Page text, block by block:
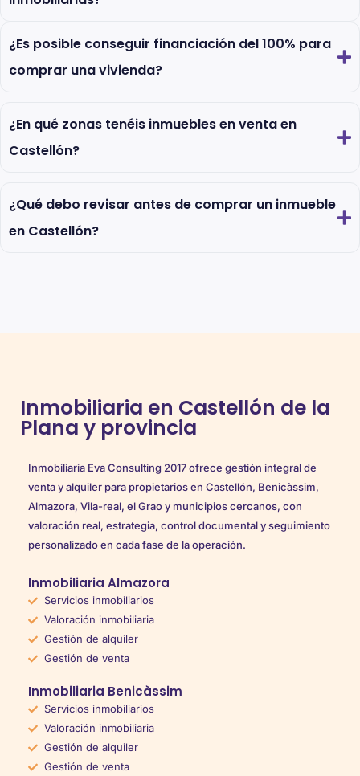
¿Es posible conseguir financiación del 100% para
comprar una vivienda?
¿En qué zonas tenéis inmuebles en venta en
Castellón?
¿Qué debo revisar antes de comprar un inmueble
en Castellón?
Inmobiliaria en Castellón de la
Plana y provincia
Inmobiliaria Eva Consulting 2017 ofrece gestión integral de
venta y alquiler para propietarios en Castellón, Benicàssim,
Almazora, Vila-real, el Grao y municipios cercanos, con
valoración real, estrategia, control documental y seguimiento
personalizado en cada fase de la operación.
Inmobiliaria Almazora
Servicios inmobiliarios
Valoración inmobiliaria
Gestión de alquiler
Gestión de venta
Inmobiliaria Benicàssim
Servicios inmobiliarios
Valoración inmobiliaria
Gestión de alquiler
Gestión de venta